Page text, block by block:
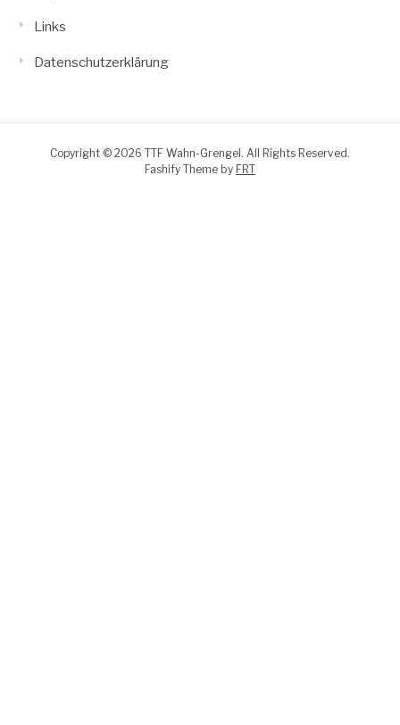
Links
Datenschutzerklärung
Copyright © 2026 TTF Wahn-Grengel. All Rights Reserved.
Fashify Theme by FRT